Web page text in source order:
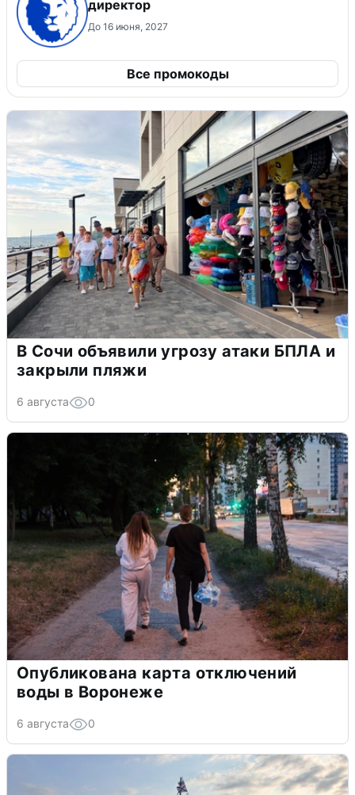
директор
До 16 июня, 2027
Все промокоды
В Сочи объявили угрозу атаки БПЛА и
закрыли пляжи
6 августа 0
Опубликована карта отключений
воды в Воронеже
6 августа 0